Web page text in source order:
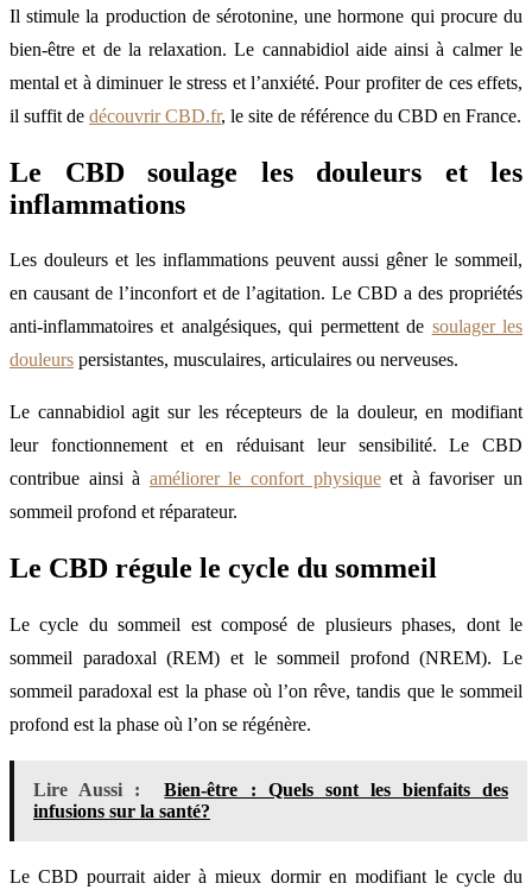
Il stimule la production de sérotonine, une hormone qui procure du
bien-être et de la relaxation. Le cannabidiol aide ainsi à calmer le
mental et à diminuer le stress et l’anxiété. Pour profiter de ces effets,
il suffit de découvrir CBD.fr, le site de référence du CBD en France.
Le CBD soulage les douleurs et les
inflammations
Les douleurs et les inflammations peuvent aussi gêner le sommeil,
en causant de l’inconfort et de l’agitation. Le CBD a des propriétés
anti-inflammatoires et analgésiques, qui permettent de soulager les
douleurs persistantes, musculaires, articulaires ou nerveuses.
Le cannabidiol agit sur les récepteurs de la douleur, en modifiant
leur fonctionnement et en réduisant leur sensibilité. Le CBD
contribue ainsi à améliorer le confort physiqueet à favoriser un
sommeil profond et réparateur.
Le CBD régule le cycle du sommeil
Le cycle du sommeil est composé de plusieurs phases, dont le
sommeil paradoxal (REM) et le sommeil profond (NREM). Le
sommeil paradoxal est la phase où l’on rêve, tandis que le sommeil
profond est la phase où l’on se régénère.
Lire Aussi :
Bien-être : Quels sont les bienfaits des
infusions sur la santé?
Le CBD pourrait aider à mieux dormir en modifiant le cycle du